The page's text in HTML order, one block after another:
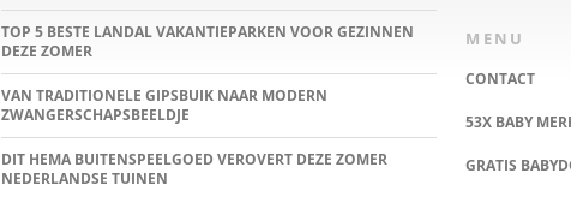
TOP 5 BESTE LANDAL VAKANTIEPARKEN VOOR GEZINNEN
DEZE ZOMER
VAN TRADITIONELE GIPSBUIK NAAR MODERN
ZWANGERSCHAPSBEELDJE
DIT HEMA BUITENSPEELGOED VEROVERT DEZE ZOMER
NEDERLANDSE TUINEN
MENU
CONTACT
53X BABY
GRATIS